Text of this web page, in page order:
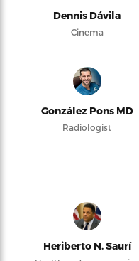
Dennis Dávila
Cinema
González Pons MD
Radiologist
Heriberto N. Saurí